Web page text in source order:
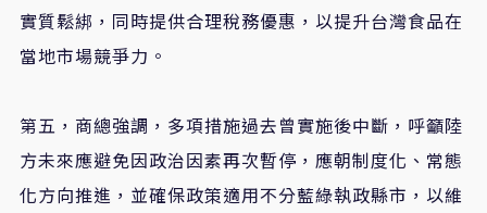
實質鬆綁，同時提供合理稅務優惠，以提升台灣食品在
當地市場競爭力。
第五，商總強調，多項措施過去曾實施後中斷，呼籲陸
方未來應避免因政治因素再次暫停，應朝制度化、常態
化方向推進，並確保政策適用不分藍綠執政縣市，以維